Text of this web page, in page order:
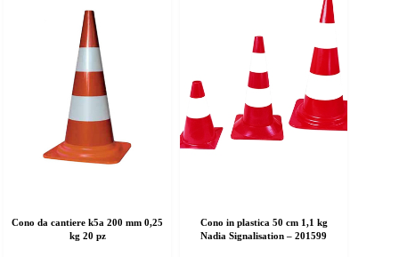
Cono da cantiere k5a 200 mm 0,25
kg 20 pz
Cono in plastica 50 cm 1,1 kg
Nadia Signalisation – 201599